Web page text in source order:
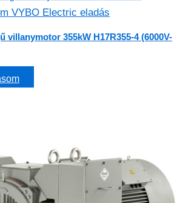
villanymotor 355kW H17R355-4 (6000V-